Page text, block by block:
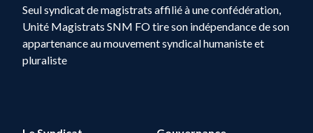
Seul syndicat de magistrats affilié à une confédération,
Unité Magistrats SNM FO tire son indépendance de son
appartenance au mouvement syndical humaniste et
pluraliste